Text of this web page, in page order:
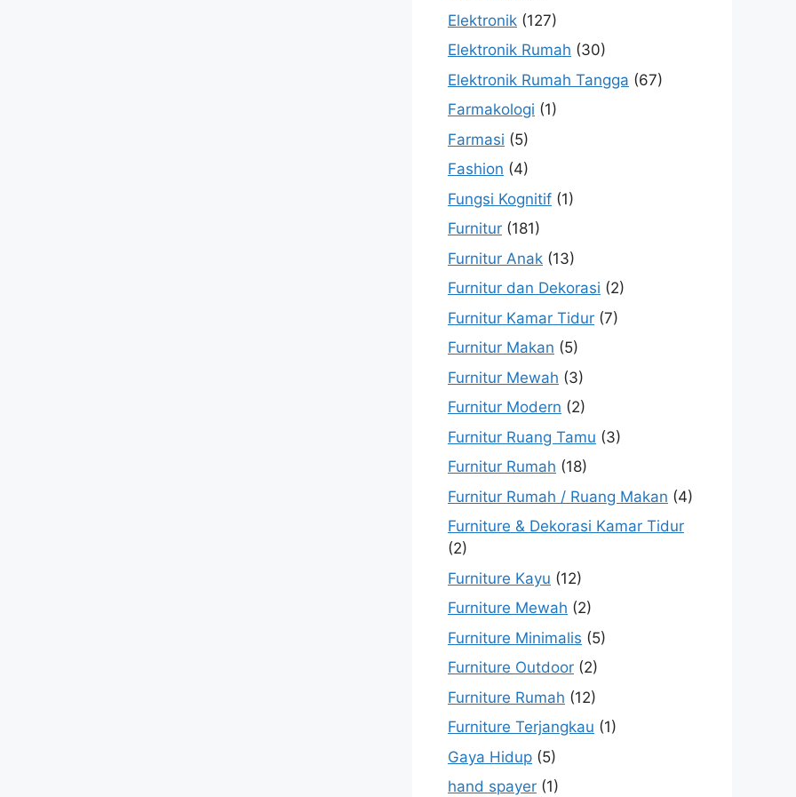
Elektronik (127)
Elektronik Rumah (30)
Elektronik Rumah Tangga (67)
Farmakologi (1)
Farmasi (5)
Fashion (4)
Fungsi Kognitif (1)
Furnitur (181)
Furnitur Anak (13)
Furnitur dan Dekorasi (2)
Furnitur Kamar Tidur (7)
Furnitur Makan (5)
Furnitur Mewah (3)
Furnitur Modern (2)
Furnitur Ruang Tamu (3)
Furnitur Rumah (18)
Furnitur Rumah / Ruang Makan (4)
Furniture & Dekorasi Kamar Tidur
(2)
Furniture Kayu (12)
Furniture Mewah (2)
Furniture Minimalis (5)
Furniture Outdoor (2)
Furniture Rumah (12)
Furniture Terjangkau (1)
Gaya Hidup (5)
hand spayer (1)